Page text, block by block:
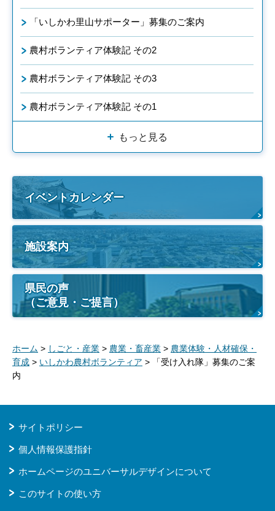
「いしかわ里山サポーター」募集のご案内
農村ボランティア体験記 その2
農村ボランティア体験記 その3
農村ボランティア体験記 その1
もっと見る
イベントカレンダー
施設案内
県民の声
（ご意見・ご提言）
ホーム > しごと・産業 > 農業・畜産業 > 農業体験・人材確保・
育成 > いしかわ農村ボランティア > 「受け入れ隊」募集のご案
内
サイトポリシー
個人情報保護指針
ホームページのユニバーサルデザインについて
このサイトの使い方